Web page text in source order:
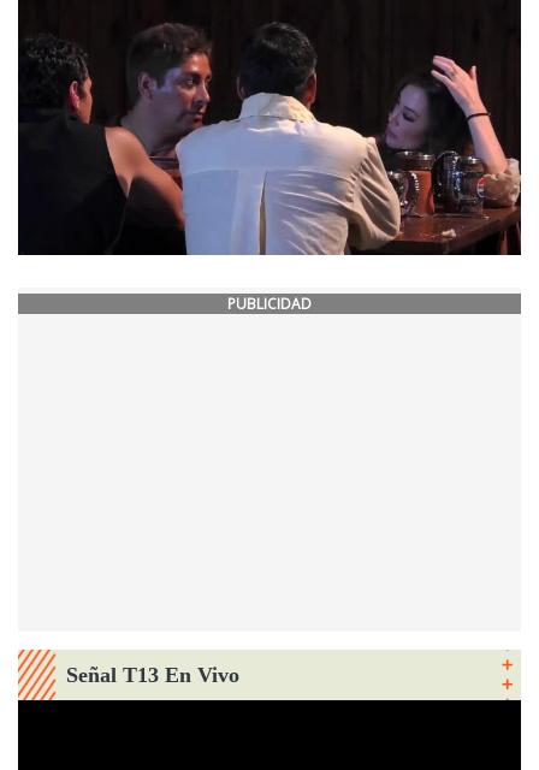
PUBLICIDAD
Señal T13 En Vivo